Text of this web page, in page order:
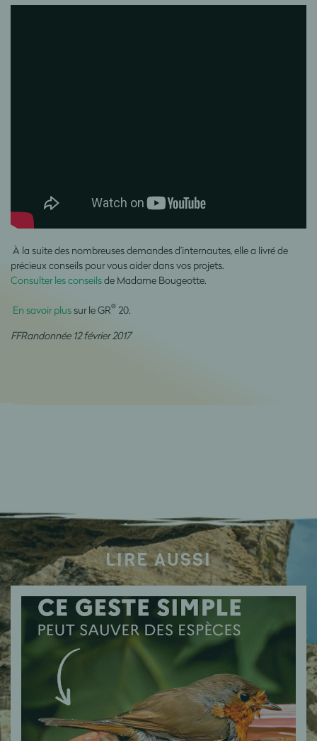
À la suite des nombreuses demandes d’internautes, elle a livré de
précieux conseils pour vous aider dans vos projets.
Consulter les conseilsde Madame Bougeotte.
En savoir plus sur le GR® 20.
FFRandonnée 12 février 2017
LIRE AUSSI